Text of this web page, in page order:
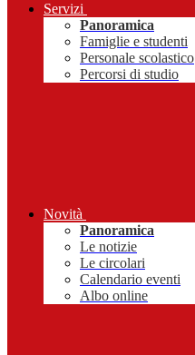
Servizi
Panoramica
Famiglie e studenti
Personale scolastico
Percorsi di studio
Novità
Panoramica
Le notizie
Le circolari
Calendario eventi
Albo online